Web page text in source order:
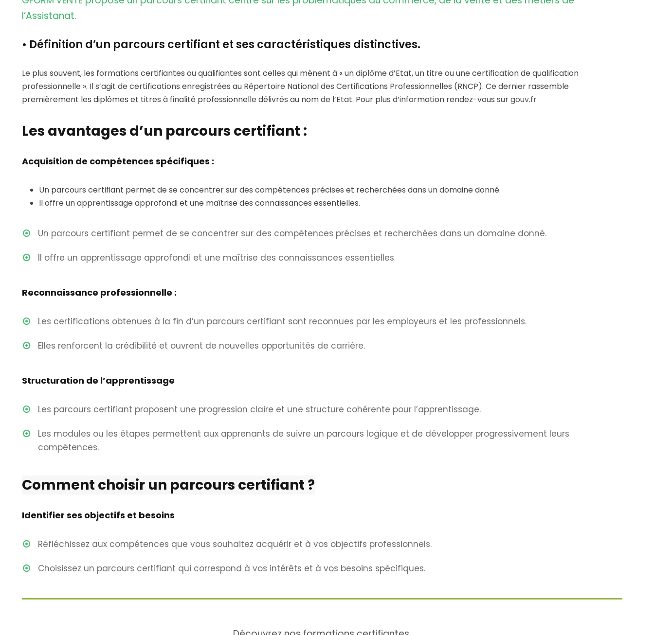
l’Assistanat.
• Définition d’un parcours certifiant et ses caractéristiques distinctives.
Le plus souvent, les formations certifiantes ou qualifiantes sont celles qui mènent à « un diplôme d’Etat, un titre ou une certification de qualification
professionnelle ». Il s’agit de certifications enregistrées au Répertoire National des Certifications Professionnelles (RNCP). Ce dernier rassemble
premièrement les diplômes et titres à finalité professionnelle délivrés au nom de l’Etat. Pour plus d’information rendez-vous surgouv.fr
Les avantages d’un parcours certifiant :
Acquisition de compétences spécifiques :
Un parcours certifiant permet de se concentrer sur des compétences précises et recherchées dans un domaine donné.
Il offre un apprentissage approfondi et une maîtrise des connaissances essentielles.
Un parcours certifiant permet de se concentrer sur des compétences précises et recherchées dans un domaine donné.
Il offre un apprentissage approfondi et une maîtrise des connaissances essentielles
Reconnaissance professionnelle :
Les certifications obtenues à la fin d’un parcours certifiant sont reconnues par les employeurs et les professionnels.
Elles renforcent la crédibilité et ouvrent de nouvelles opportunités de carrière.
Structuration de l’apprentissage
Les parcours certifiant proposent une progression claire et une structure cohérente pour l’apprentissage.
Les modules ou les étapes permettent aux apprenants de suivre un parcours logique et de développer progressivement leurs
compétences.
Comment choisir un parcours certifiant ?
Identifier ses objectifs et besoins
Réfléchissez aux compétences que vous souhaitez acquérir et à vos objectifs professionnels.
Choisissez un parcours certifiant qui correspond à vos intérêts et à vos besoins spécifiques.